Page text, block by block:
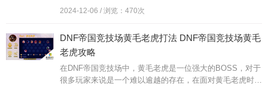
可以顺利打开铁道大门，继续向前探索更多未知的领域。在
攻略过程中，玩家们需要注意团队之间的默契配合，灵活运
们一起探索崩坏星穹铁道的奥秘，挑战自我迎接更大的挑
战！
2024-12-06 / 浏览：470次
DNF帝国竞技场黄毛老虎打法 DNF帝国竞技场黄毛
老虎攻略
在DNF帝国竞技场中，黄毛老虎是一位强大的BOSS，对于
很多玩家来说是一个难以逾越的存在，在面对黄毛老虎时，